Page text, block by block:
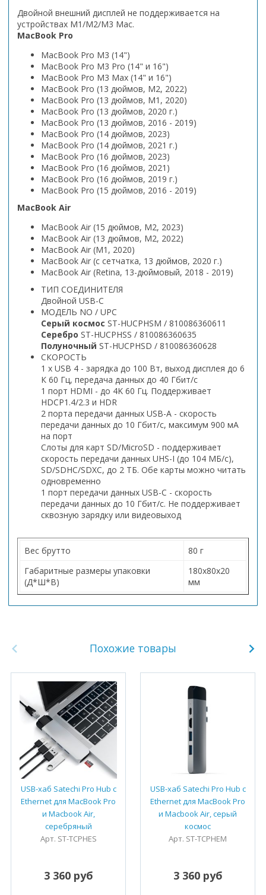
Двойной внешний дисплей не поддерживается на
устройствах M1/M2/M3 Mac.
MacBook Pro
MacBook Pro M3 (14")
MacBook Pro M3 Pro (14" и 16")
MacBook Pro M3 Max (14" и 16")
MacBook Pro (13 дюймов, M2, 2022)
MacBook Pro (13 дюймов, M1, 2020)
MacBook Pro (13 дюймов, 2020 г.)
MacBook Pro (13 дюймов, 2016 - 2019)
MacBook Pro (14 дюймов, 2023)
MacBook Pro (14 дюймов, 2021 г.)
MacBook Pro (16 дюймов, 2023)
MacBook Pro (16 дюймов, 2021)
MacBook Pro (16 дюймов, 2019 г.)
MacBook Pro (15 дюймов, 2016 - 2019)
MacBook Air
MacBook Air (15 дюймов, M2, 2023)
MacBook Air (13 дюймов, M2, 2022)
MacBook Air (M1, 2020)
MacBook Air (с сетчатка, 13 дюймов, 2020 г.)
MacBook Air (Retina, 13-дюймовый, 2018 - 2019)
ТИП СОЕДИНИТЕЛЯ
Двойной USB-C
МОДЕЛЬ NO / UPC
Серый космос ST-HUCPHSM / 810086360611
Серебро ST-HUCPHSS / 810086360635
Полуночный ST-HUCPHSD / 810086360628
СКОРОСТЬ
1 x USB 4 - зарядка до 100 Вт, выход дисплея до 6
К 60 Гц, передача данных до 40 Гбит/с
1 порт HDMI - до 4K 60 Гц. Поддерживает
HDCP1.4/2.3 и HDR
2 порта передачи данных USB-A - скорость
передачи данных до 10 Гбит/с, максимум 900 мА
на порт
Слоты для карт SD/MicroSD - поддерживает
скорость передачи данных UHS-I (до 104 МБ/с),
SD/SDHC/SDXC, до 2 ТБ. Обе карты можно читать
одновременно
1 порт передачи данных USB-C - скорость
передачи данных до 10 Гбит/с. Не поддерживает
сквозную зарядку или видеовыход
Вес брутто
80 г
Габаритные размеры упаковки
(Д*Ш*В)
180х80х20
мм
Похожие товары
USB-хаб Satechi Pro Hub с
Ethernet для MacBook Pro
и Macbook Air,
серебряный
Арт. ST-TCPHES
3 360 руб
USB-хаб Satechi Pro Hub с
Ethernet для MacBook Pro
и Macbook Air, серый
космос
Арт. ST-TCPHEM
3 360 руб